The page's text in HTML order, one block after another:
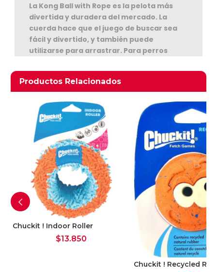
La Kong Ball with Rope es la pelota más
divertida y duradera del mercado. La
cuerda hace que el juego de buscar sea
fácil y divertido, y también puede
utilizarse para arrastrar. Para perros
peso
Productos Relacionados
Productos relacionados
Chuckit ! Indoor Roller
$13.850
Chuckit ! Recycled